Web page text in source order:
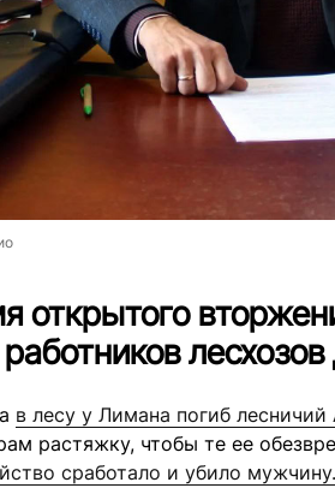
открытого
работников
в лесу у Лимана погиб
растяжку, чтобы те ее
сработало и убило мужчину.